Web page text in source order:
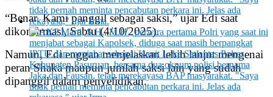
“Benar. Kami panggil sebagai saksi,” ujar Edi saat
dikonfirmasi, Sabtu (4/10/2025).
Namun, Edi enggan menjelaskan lebih lanjut mengenai
peran Shaka maupun jumlah saksi lain yang sudah
dipanggil dalam penyelidikan.